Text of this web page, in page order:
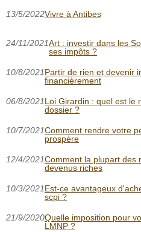
13/5/2022Vivre à Antibes
24/11/2021Art : investir dans les
ses impôts ?
10/8/2021Partir de rien et devenir
financièrement
06/8/2021Loi Girardin : quel est le
dossier ?
10/7/2021Comment rendre votre
prospère
12/4/2021Comment la plupart des
devenus riches
10/3/2021Est-ce avantageux
scpi ?
21/9/2020Quelle imposition pour
LMNP ?